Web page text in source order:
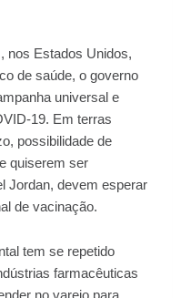
nos Estados Unidos,
de saúde, o governo
universal e
19. Em terras
possibilidade de
quiserem ser
Jordan, devem esperar
de vacinação.
tem se repetido
farmacêuticas
no varejo para